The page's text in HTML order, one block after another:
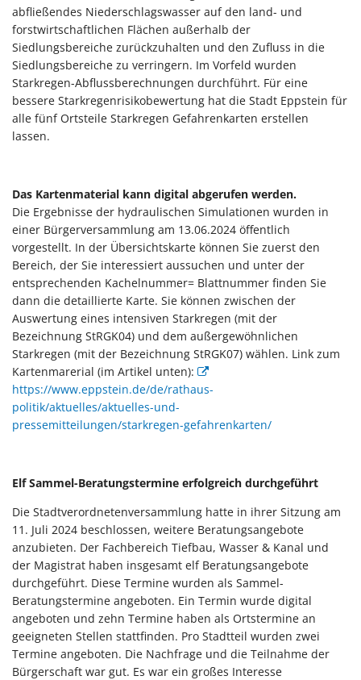
abfließendes Niederschlagswasser auf den land- und
forstwirtschaftlichen Flächen außerhalb der
Siedlungsbereiche zurückzuhalten und den Zufluss in die
Siedlungsbereiche zu verringern. Im Vorfeld wurden
Starkregen-Abflussberechnungen durchführt. Für eine
bessere Starkregenrisikobewertung hat die Stadt Eppstein für
alle fünf Ortsteile Starkregen Gefahrenkarten erstellen
lassen.
Das Kartenmaterial kann digital abgerufen werden.
Die Ergebnisse der hydraulischen Simulationen wurden in
einer Bürgerversammlung am 13.06.2024 öffentlich
vorgestellt. In der Übersichtskarte können Sie zuerst den
Bereich, der Sie interessiert aussuchen und unter der
entsprechenden Kachelnummer= Blattnummer finden Sie
dann die detaillierte Karte. Sie können zwischen der
Auswertung eines intensiven Starkregen (mit der
Bezeichnung StRGK04) und dem außergewöhnlichen
Starkregen (mit der Bezeichnung StRGK07) wählen. Link zum
Kartenmarerial (im Artikel unten):
https://www.eppstein.de/de/rathaus-
politik/aktuelles/aktuelles-und-
pressemitteilungen/starkregen-gefahrenkarten/
Elf Sammel-Beratungstermine erfolgreich durchgeführt
Die Stadtverordnetenversammlung hatte in ihrer Sitzung am
11. Juli 2024 beschlossen, weitere Beratungsangebote
anzubieten. Der Fachbereich Tiefbau, Wasser & Kanal und
der Magistrat haben insgesamt elf Beratungsangebote
durchgeführt. Diese Termine wurden als Sammel-
Beratungstermine angeboten. Ein Termin wurde digital
angeboten und zehn Termine haben als Ortstermine an
geeigneten Stellen stattfinden. Pro Stadtteil wurden zwei
Termine angeboten. Die Nachfrage und die Teilnahme der
Bürgerschaft war gut. Es war ein großes Interesse